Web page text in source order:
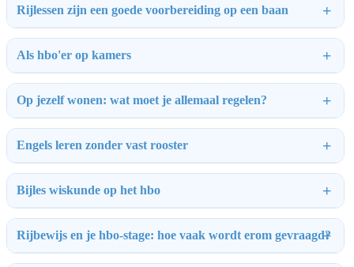
Rijlessen zijn een goede voorbereiding op een baan
Als hbo'er op kamers
Op jezelf wonen: wat moet je allemaal regelen?
Engels leren zonder vast rooster
Bijles wiskunde op het hbo
Rijbewijs en je hbo-stage: hoe vaak wordt erom gevraagd?